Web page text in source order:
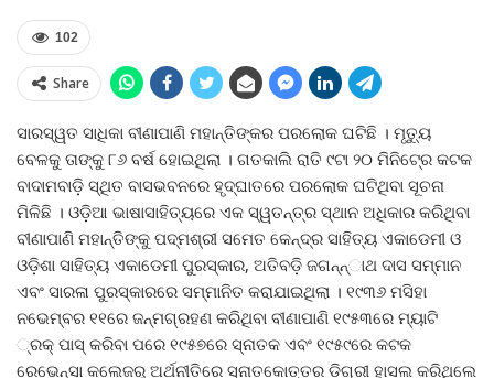
102
Share
ସାରସ୍ୱତ ସାଧିକା ବୀଣାପାଣି ମହାନ୍ତିଙ୍କର ପରଲୋକ ଘଟିଛି । ମୃତ୍ୟୁ
ବେଳକୁ ତାଙ୍କୁ ୮୬ ବର୍ଷ ହୋଇଥିଲା । ଗତକାଲି ରାତି ୯ଟା ୨୦ ମିନିଟ୍‍ରେ କଟକ
ବାଦାମବାଡ଼ି ସ୍ଥିତ ବାସଭବନରେ ହୃଦ୍‍ଘାତରେ ପରଲୋକ ଘଟିଥିବା ସୂଚନା
ମିଳିଛି । ଓଡ଼ିଆ ଭାଷାସାହିତ୍ୟରେ ଏକ ସ୍ୱତନ୍ତ୍ର ସ୍ଥାନ ଅଧିକାର କରିଥିବା
ବୀଣାପାଣି ମହାନ୍ତିଙ୍କୁ ପଦ୍ମଶ୍ରୀ ସମେତ କେନ୍ଦ୍ର ସାହିତ୍ୟ ଏକାଡେମୀ ଓ
ଓଡ଼ିଶା ସାହିତ୍ୟ ଏକାଡେମୀ ପୁରସ୍କାର, ଅତିବଡ଼ି ଜଗନ୍ନ୍‍ାଥ ଦାସ ସମ୍ମାନ
ଏବଂ ସାରଳା ପୁରସ୍କାରରେ ସମ୍ମାନିତ କରାଯାଇଥିଲା । ୧୯୩୬ ମସିହା
ନଭେମ୍ବର ୧୧ରେ ଜନ୍ମଗ୍ରହଣ କରିଥିବା ବୀଣାପାଣି ୧୯୫୩ରେ ମ୍ୟାଟି
୍ରକ୍‍ ପାସ୍‍ କରିବା ପରେ ୧୯୫୭ରେ ସ୍ନାତକ ଏବଂ ୧୯୫୯ରେ କଟକ
ରେଭେନ୍ସା କଲେଜରୁ ଅର୍ଥନୀତିରେ ସ୍ନାତକୋତ୍ତର ଡିଗ୍ରୀ ହାସଲ କରିଥିଲେ